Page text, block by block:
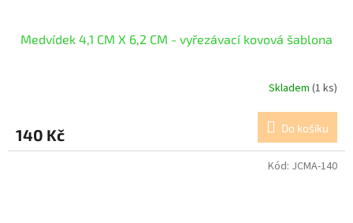
Medvídek 4,1 CM X 6,2 CM - vyřezávací kovová šablona
Skladem (1 ks)
140 Kč Do košíku
Kód: JCMA-140